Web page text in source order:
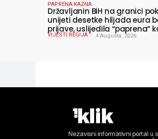
PAPRENA KAZNA
Državljanin BiH na granici
unijeti desetke hiljada eura
prijave, uslijedila “paprena”
VIJESTI REGIJA 4 Augusta, 2026
Nezavisni informativni portal u